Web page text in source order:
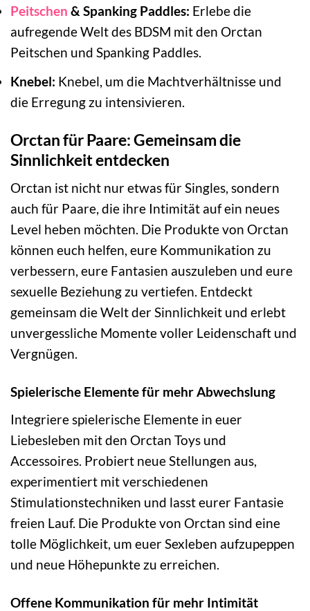
Peitschen & Spanking Paddles: Erlebe die
aufregende Welt des BDSM mit den Orctan
Peitschen und Spanking Paddles.
Knebel: Knebel, um die Machtverhältnisse und
die Erregung zu intensivieren.
Orctan für Paare: Gemeinsam die
Sinnlichkeit entdecken
Orctan ist nicht nur etwas für Singles, sondern
auch für Paare, die ihre Intimität auf ein neues
Level heben möchten. Die Produkte von Orctan
können euch helfen, eure Kommunikation zu
verbessern, eure Fantasien auszuleben und eure
sexuelle Beziehung zu vertiefen. Entdeckt
gemeinsam die Welt der Sinnlichkeit und erlebt
unvergessliche Momente voller Leidenschaft und
Vergnügen.
Spielerische Elemente für mehr Abwechslung
Integriere spielerische Elemente in euer
Liebesleben mit den Orctan Toys und
Accessoires. Probiert neue Stellungen aus,
experimentiert mit verschiedenen
Stimulationstechniken und lasst eurer Fantasie
freien Lauf. Die Produkte von Orctan sind eine
tolle Möglichkeit, um euer Sexleben aufzupeppen
und neue Höhepunkte zu erreichen.
Offene Kommunikation für mehr Intimität